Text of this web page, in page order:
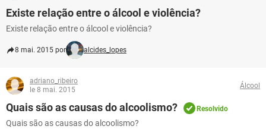
Existe relação entre o álcool e violência?
Existe relação entre o álcool e violência?
8 mai. 2015 por alcides_lopes
adriano_ribeiro
le 8 mai. 2015
Álcool
Quais são as causas do alcoolismo? Resolvido
Quais são as causas do alcoolismo?